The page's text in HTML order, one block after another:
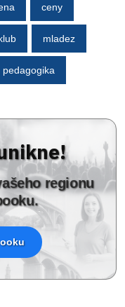
ceny
mladez
pedagogika
regionu